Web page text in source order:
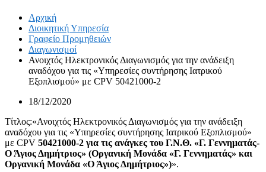
Αρχική
Διοικητική Υπηρεσία
Γραφείο Προμηθειών
Διαγωνισμοί
Ανοιχτός Ηλεκτρονικός Διαγωνισμός για την ανάδειξη
αναδόχου για τις «Υπηρεσίες συντήρησης Ιατρικού
Εξοπλισμού» με CPV 50421000-2
18/12/2020
Τίτλος:«Ανοιχτός Ηλεκτρονικός Διαγωνισμός για την ανάδειξη
αναδόχου για τις «Υπηρεσίες συντήρησης Ιατρικού Εξοπλισμού»
με CPV 50421000-2 για τις ανάγκες του Γ.Ν.Θ. «Γ. Γεννηματάς-
Ο Άγιος Δημήτριος» (Οργανική Μονάδα «Γ. Γεννηματάς» και
Οργανική Μονάδα «Ο Άγιος Δημήτριος»)».